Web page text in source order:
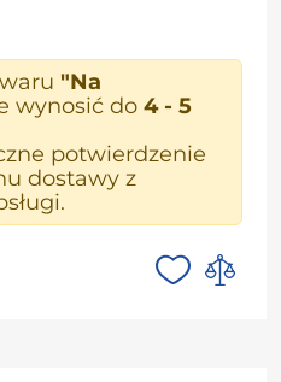
"Na
wynosić do 4 - 5
potwierdzenie
dostawy z